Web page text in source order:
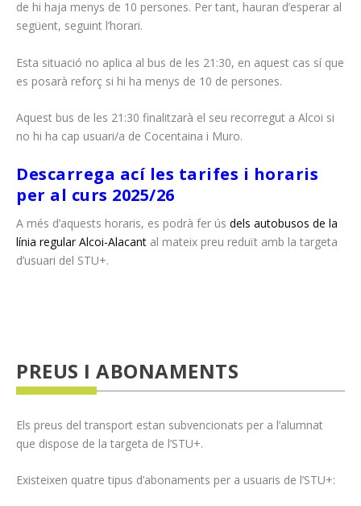
de hi haja menys de 10 persones. Per tant, hauran d’esperar al
següent, seguint l’horari.
Esta situació no aplica al bus de les 21:30, en aquest cas sí que
es posarà reforç si hi ha menys de 10 de persones.
Aquest bus de les 21:30 finalitzarà el seu recorregut a Alcoi si
no hi ha cap usuari/a de Cocentaina i Muro.
Descarrega ací les tarifes i horaris
per al curs 2025/26
A més d’aquests horaris, es podrà fer ús dels autobusos de la
línia regular Alcoi-Alacant al mateix preu reduït amb la targeta
d’usuari del STU+.
PREUS I ABONAMENTS
Els preus del transport estan subvencionats per a l’alumnat
que dispose de la targeta de l’STU+.
Existeixen quatre tipus d’abonaments per a usuaris de l’STU+: